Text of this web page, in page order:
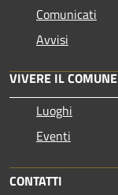
Comunicati
Avvisi
VIVERE IL COMUNE
Luoghi
Eventi
CONTATTI